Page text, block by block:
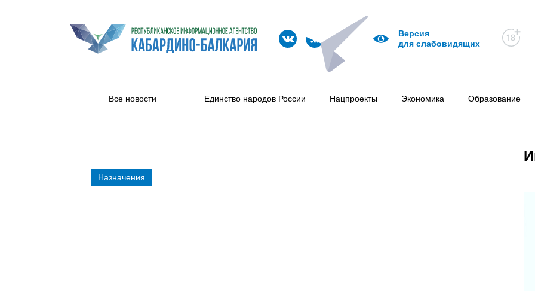
Версия
для слабовидящих
Все новости Единство народов России Нацпроекты Экономика Образование
Назначения